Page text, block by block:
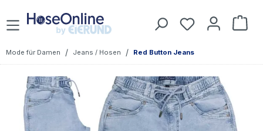
Zum Hauptinhalt springen Du hast 0
Mode für Damen / Jeans / Hosen / Red Button Jeans
Bildergalerie überspringen